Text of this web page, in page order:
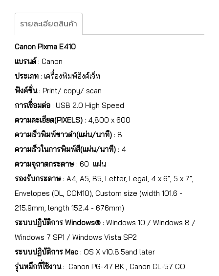
รายละเอียดสินค้า
Canon Pixma E410
แบรนด์: Canon
ประเภท : เครื่องพิมพ์อิงค์เจ็ท
ฟังค์ชั่น: Print/ copy/ scan
การเชื่อมต่อ : USB 2.0 High Speed
ความละเอียด(PIXELS) : 4,800 x 600
ความเร็วพิมพ์ขาวดำ(แผ่น/นาที) : 8
ความเร็วในการพิมพ์สี(แผ่น/นาที) : 4
ความจุถาดกระดาษ : 60 แผ่น
รองรับกระดาษ : A4, A5, B5, Letter, Legal, 4 x 6", 5 x 7",
Envelopes (DL, COM10), Custom size (width 101.6 -
215.9mm, length 152.4 - 676mm)
ระบบปฏิบัติการ Windows® : Windows 10 / Windows 8 /
Windows 7 SP1 / Windows Vista SP2
ระบบปฏิบัติการ Mac : OS X v10.8.5and later
รุ่นหมึกที่ใช้งาน: Canon PG-47 BK , Canon CL-57 CO